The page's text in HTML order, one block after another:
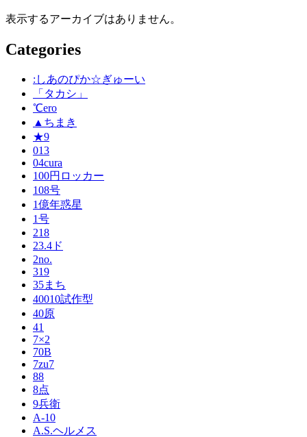
表示するアーカイブはありません。
Categories
:しあのぴか☆ぎゅーい
「タカシ」
℃ero
▲ちまき
★9
013
04cura
100円ロッカー
108号
1億年惑星
1号
218
23.4ド
2no.
319
35まち
40010試作型
40原
41
7×2
70B
7zu7
88
8点
9兵衛
A-10
A.S.ヘルメス